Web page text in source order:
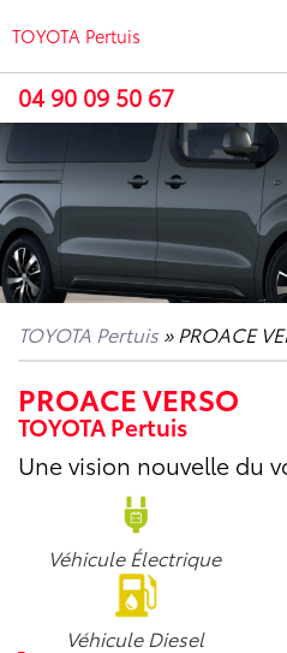
TOYOTA Pertuis
04 90 09 50 67
TOYOTA Pertuis » PROACE
PROACE VERSO
TOYOTA Pertuis
Une vision nouvelle du
Véhicule Électrique
Véhicule Diesel